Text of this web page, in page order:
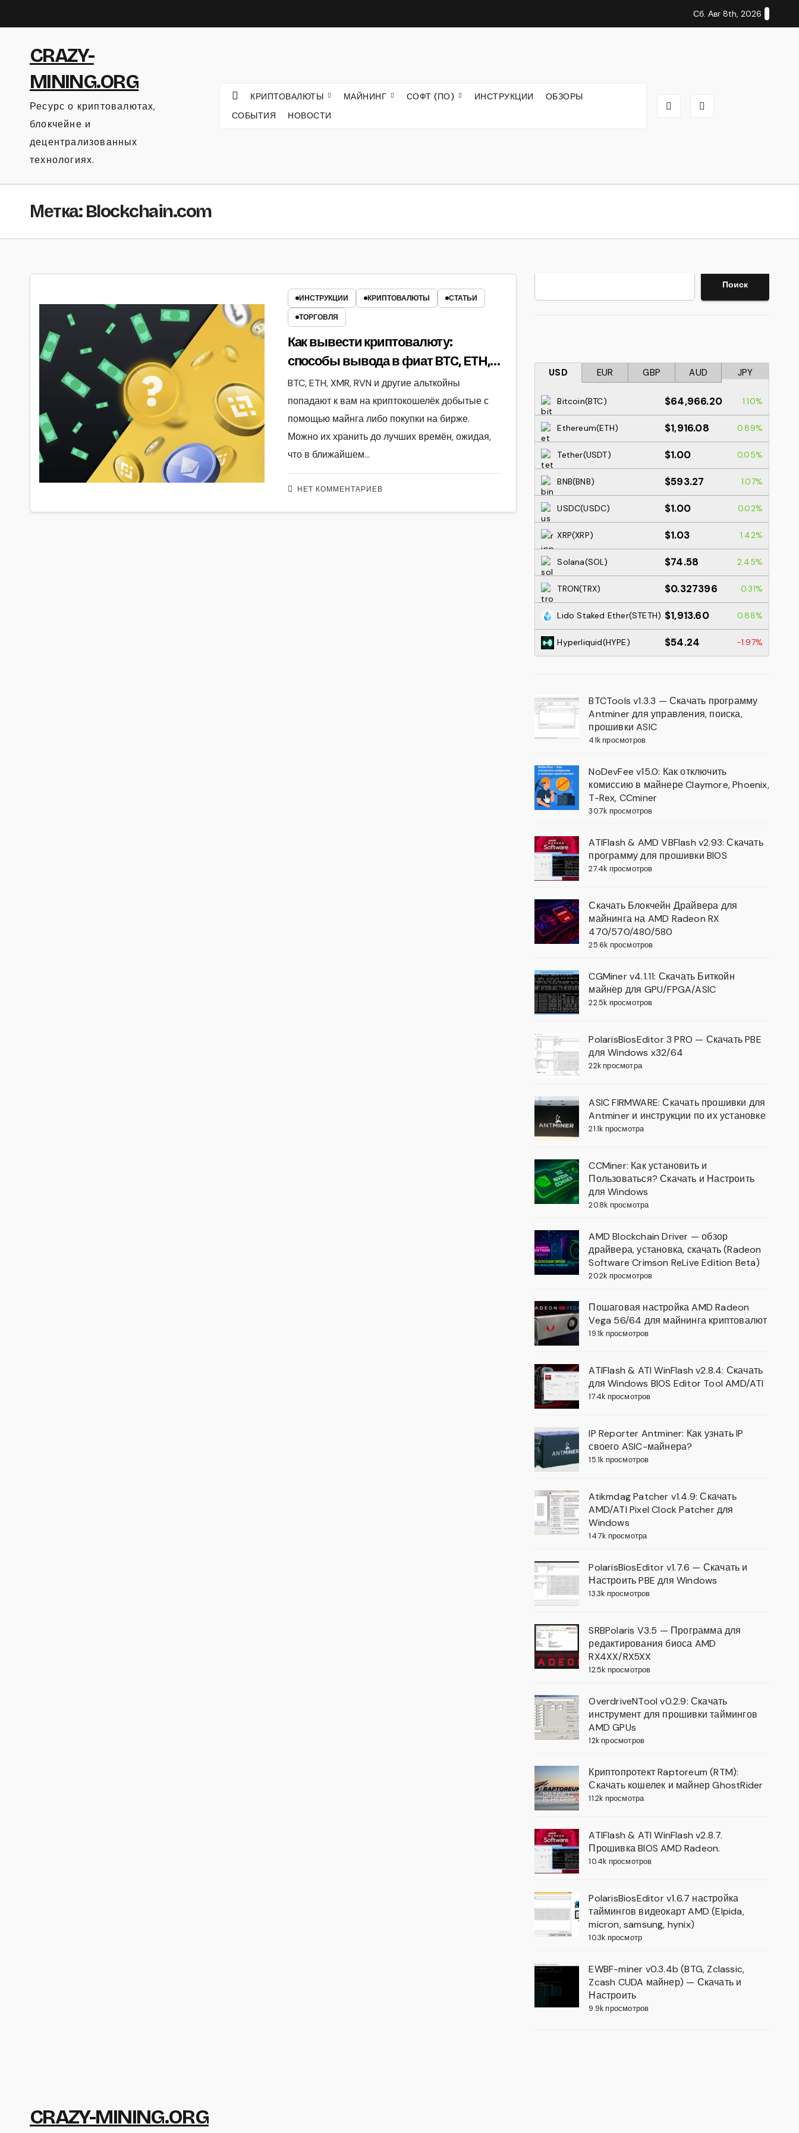
к
Сб. Авг 8th, 2026
CRAZY-
MINING.ORG
Ресурс о криптовалютах,
блокчейне и
децентрализованных
технологиях.
КРИПТОВАЛЮТЫ МАЙНИНГ СОФТ (ПО) ИНСТРУКЦИИ
ОБЗОРЫ
СОБЫТИЯ
НОВОСТИ
Метка:Blockchain.com
ИНСТРУКЦИИ КРИПТОВАЛЮТЫ
СТАТЬИ
ТОРГОВЛЯ
Как вывести криптовалюту:
способы вывода в фиат BTC, ETH,
XMR, RVN и другие альткойны
НЕТ КОММЕНТАРИЕВ
BTC, ETH, XMR, RVN и другие альткойны
попадают к вам на криптокошелёк добытые с
помощью майнга либо покупки на бирже.
Можно их хранить до лучших времён, ожидая,
что в ближайшем…
Поиск
USD EUR GBP AUD JPY
Bitcoin(BTC) $64,966.20 1.10%
Ethereum(ETH) $1,916.08 0.89%
Tether(USDT) $1.00 0.05%
BNB(BNB) $593.27 1.07%
USDC(USDC) $1.00 0.02%
XRP(XRP) $1.03 1.42%
Solana(SOL) $74.58 2.45%
TRON(TRX) $0.327396 0.31%
Lido Staked Ether(STETH) $1,913.60 0.88%
Hyperliquid(HYPE) $54.24 -1.97%
BTCTools v1.3.3 — Скачать программу
Antminer для управления, поиска,
прошивки ASIC
41k просмотров
NoDevFee v15.0: Как отключить
комиссию в майнере Claymore, Phoenix,
T-Rex, CCminer
30.7k просмотров
ATIFlash & AMD VBFlash v2.93: Скачать
программу для прошивки BIOS
27.4k просмотров
Скачать Блокчейн Драйвера для
майнинга на AMD Radeon RX
470/570/480/580
25.6k просмотров
CGMiner v4.1.11: Скачать Биткойн
майнер для GPU/FPGA/ASIC
22.5k просмотров
PolarisBiosEditor 3 PRO — Скачать PBE
для Windows x32/64
22k просмотра
ASIC FIRMWARE: Скачать прошивки для
Antminer и инструкции по их установке
21.1k просмотра
CCMiner: Как установить и
Пользоваться? Скачать и Настроить
для Windows
20.8k просмотра
AMD Blockchain Driver — обзор
драйвера, установка, скачать (Radeon
Software Crimson ReLive Edition Beta)
20.2k просмотров
Пошаговая настройка AMD Radeon
Vega 56/64 для майнинга криптовалют
19.1k просмотров
ATIFlash & ATI WinFlash v2.8.4: Скачать
для Windows BIOS Editor Tool AMD/ATI
17.4k просмотров
IP Reporter Antminer: Как узнать IP
своего ASIC-майнера?
15.1k просмотров
Atikmdag Patcher v1.4.9: Скачать
AMD/ATI Pixel Clock Patcher для
Windows
14.7k просмотра
PolarisBiosEditor v1.7.6 — Скачать и
Настроить PBE для Windows
13.3k просмотров
SRBPolaris V3.5 — Программа для
редактирования биоса AMD
RX4XX/RX5XX
12.5k просмотров
OverdriveNTool v0.2.9: Скачать
инструмент для прошивки таймингов
AMD GPUs
12k просмотров
Криптопротект Raptoreum (RTM):
Скачать кошелек и майнер GhostRider
11.2k просмотра
ATIFlash & ATI WinFlash v2.8.7.
Прошивка BIOS AMD Radeon.
10.4k просмотров
PolarisBiosEditor v1.6.7 настройка
таймингов видеокарт AMD (Elpida,
micron, samsung, hynix)
10.3k просмотр
EWBF-miner v0.3.4b (BTG, Zclassic,
Zcash CUDA майнер) — Скачать и
Настроить
9.9k просмотров
CRAZY-MINING.ORG